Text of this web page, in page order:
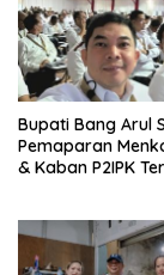
Bupati Bang Arul
Pemaparan
& Kaban P2IPK